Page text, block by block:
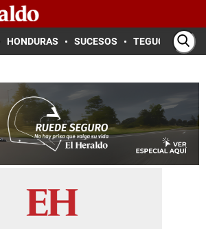
HONDURAS SUCESOS TEGUCIGALPA